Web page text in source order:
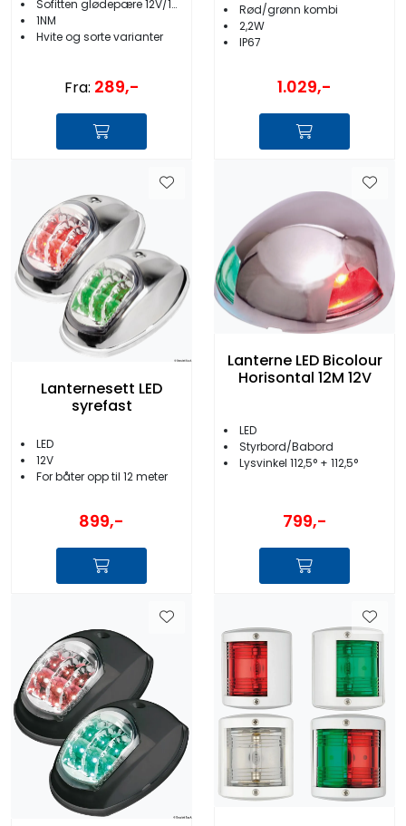
Sofitten glødepære 12V/10W
1NM
Hvite og sorte varianter
Fra: 289,-
12V
Rød/grønn kombi
2,2W
IP67
1.029,-
Lanternesett LED
syrefast
LED
12V
For båter opp til 12 meter
899,-
Lanterne LED Bicolour
Horisontal 12M 12V
LED
Styrbord/Babord
Lysvinkel 112,5° + 112,5°
799,-